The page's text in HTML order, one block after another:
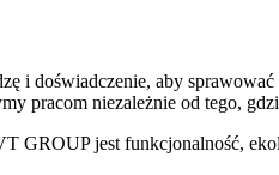
i doświadczenie, aby
pracom niezależnie od tego,
GROUP jest funkcjonalność,